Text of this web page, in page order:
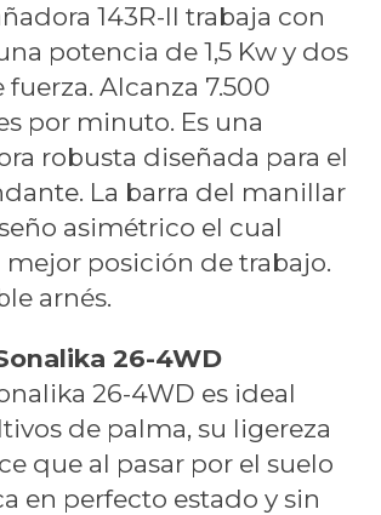
143R-II trabaja con
potencia de 1,5 Kw y dos
Alcanza 7.500
por minuto. Es una
robusta diseñada para el
La barra del manillar
asimétrico el cual
posición de trabajo.
arnés.
26-4WD
26-4WD es ideal
de palma, su ligereza
que al pasar por el suelo
en perfecto estado y sin